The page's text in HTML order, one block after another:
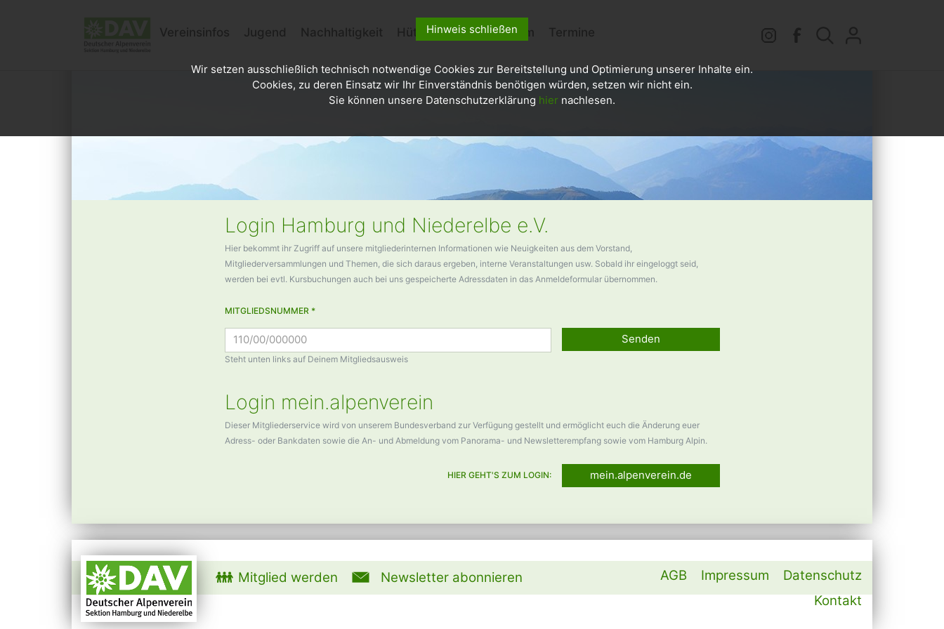
Vereinsinfos Jugend Nachhaltigkeit Hütten Kletterzentrum Termine
Login Hamburg und Niederelbe e.V.
Hier bekommt ihr Zugriff auf unsere mitgliederinternen Informationen wie Neuigkeiten aus dem Vorstand,
Mitgliederversammlungen und Themen, die sich daraus ergeben, interne Veranstaltungen usw. Sobald ihr eingeloggt seid,
werden bei evtl. Kursbuchungen auch bei uns gespeicherte Adressdaten in das Anmeldeformular übernommen.
MITGLIEDSNUMMER *
Steht unten links auf Deinem Mitgliedsausweis
Senden
Login mein.alpenverein
Dieser Mitgliederservice wird von unserem Bundesverband zur Verfügung gestellt und ermöglicht euch die Änderung euer
Adress- oder Bankdaten sowie die An- und Abmeldung vom Panorama- und Newsletterempfang sowie vom Hamburg Alpin.
HIER GEHT'S ZUM LOGIN: mein.alpenverein.de
Mitglied werden Newsletter abonnieren Datenschutz
Impressum
AGB
Kontakt
Hinweis schließen
Wir setzen ausschließlich technisch notwendige Cookies zur Bereitstellung und Optimierung unserer Inhalte ein.
Cookies, zu deren Einsatz wir Ihr Einverständnis benötigen würden, setzen wir nicht ein.
Sie können unsere Datenschutzerklärung hier nachlesen.